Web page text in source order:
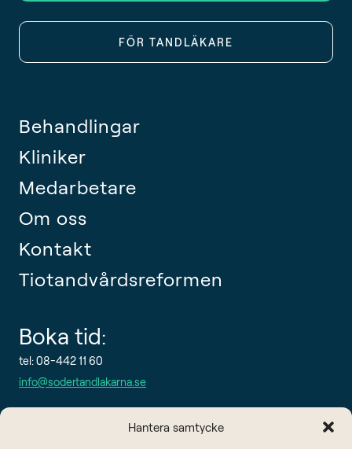
Hantera samtycke
Behandlingar
Kliniker
Medarbetare
Om oss
Kontakt
Tiotandvårdsreformen
Boka tid:
tel: 08-442 11 60
info@sodertandlakarna.se
FÖR TANDLÄKARE